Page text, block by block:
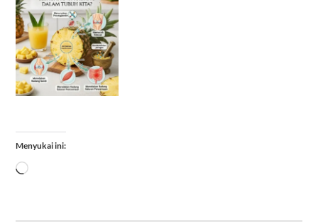
Menyukai ini:
Memuat...